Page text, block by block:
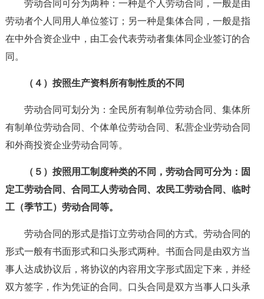
劳动合同可分为两种：一种是个人劳动合同，一般是由
劳动者个人同用人单位签订；另一种是集体合同，一般是指
在中外合资企业中，由工会代表劳动者集体同企业签订的合
同。
（４）按照生产资料所有制性质的不同
劳动合同可划分为：全民所有制单位劳动合同、集体所
有制单位劳动合同、个体单位劳动合同、私营企业劳动合同
和外商投资企业劳动合同等。
（５）按照用工制度种类的不同，劳动合同可分为：固
定工劳动合同、合同工人劳动合同、农民工劳动合同、临时
工（季节工）劳动合同等。
劳动合同的形式是指订立劳动合同的方式。劳动合同的
形式一般有书面形式和口头形式两种。书面合同是由双方当
事人达成协议后，将协议的内容用文字形式固定下来，并经
双方签字，作为凭证的合同。口头合同是双方当事人口头承